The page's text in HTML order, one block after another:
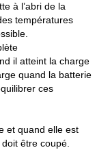
à l’abri de la
températures
il atteint la charge
quand la batterie
ces
et quand elle est
être coupé.